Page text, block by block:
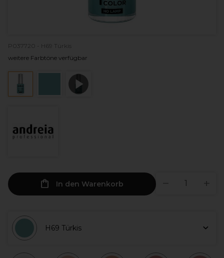
P037720 - H69 Türkis
weitere Farbtöne verfügbar
In den Warenkorb
H69 Türkis